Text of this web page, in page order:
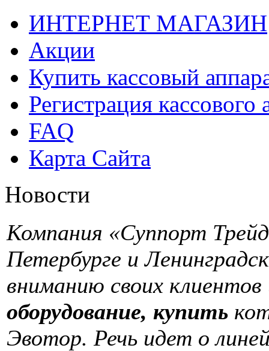
ИНТЕРНЕТ МАГАЗИН
Акции
Купить кассовый
Регистрация кассового
FAQ
Карта Сайта
Новости
Компания «Суппорт
Петербурге и
вниманию своих
оборудование, купить
Эвотор. Речь идет о